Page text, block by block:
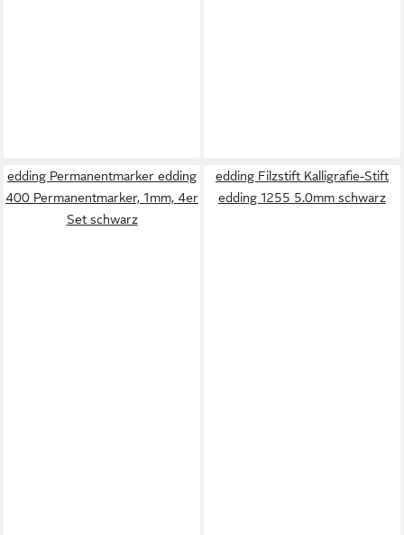
edding Permanentmarker edding
400 Permanentmarker, 1mm, 4er
Set schwarz
edding Filzstift Kalligrafie-Stift
edding 1255 5.0mm schwarz